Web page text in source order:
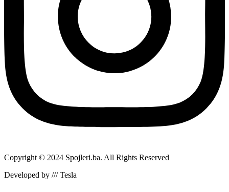
Copyright © 2024 Spojleri.ba. All Rights Reserved
Developed by /// Tesla